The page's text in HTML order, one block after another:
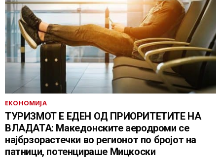
ЕКОНОМИЈА
ТУРИЗМОТ Е ЕДЕН ОД ПРИОРИТЕТИТЕ НА
ВЛАДАТА: Македонските аеродроми се
најбрзорастечки во регионот по бројот на
патници, потенцираше Мицкоски